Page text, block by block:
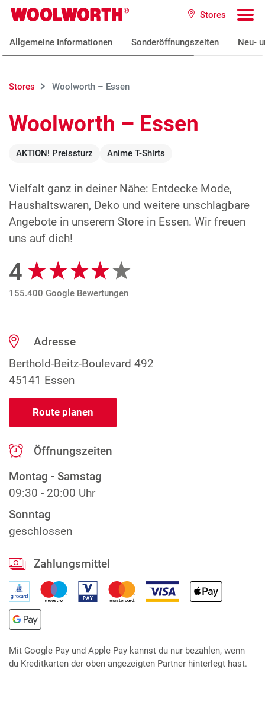
Zum Hauptinhalt
Woolworth GmbH Stores
Allgemeine Informationen Sonderöffnungszeiten Neu-
Stores Woolworth – Essen
Woolworth – Essen
AKTION! Preissturz Anime T-Shirts
Vielfalt ganz in deiner Nähe: Entdecke Mode,
Haushaltswaren, Deko und weitere unschlagbare
Angebote in unserem Store in Essen. Wir freuen
uns auf dich!
Google Bewertungen
4
155.400 Google Bewertungen
Adresse
Berthold-Beitz-Boulevard 492
45141 Essen
Route planen
Öffnungszeiten
Montag - Samstag
09:30 - 20:00 Uhr
Sonntag
geschlossen
Zahlungsmittel
Mit Google Pay und Apple Pay kannst du nur bezahlen, wenn
du Kreditkarten der oben angezeigten Partner hinterlegt hast.